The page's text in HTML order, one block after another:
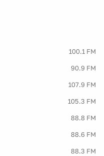
100.1 FM
90.9 FM
107.9 FM
105.3 FM
88.8 FM
88.6 FM
88.3 FM